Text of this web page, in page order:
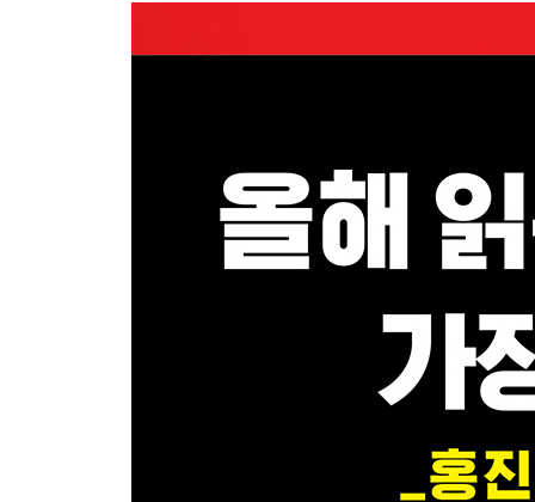
8장 델타 음 전환: 성장 속도가 꺾이는 순간
제4부 공세 이후
주도주는 어떻게 교체되는가
11장 전선의 재편: 리더십의 교체와 자본의 대이동
13장 공세의 재점화: 왜 어떤 기업은 다시 돌아오는
한의 법칙 체크리스트: 내 종목은 지금 어디에 있는